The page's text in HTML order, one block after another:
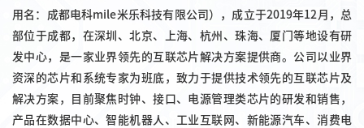
用名：成都电科mile米乐科技有限公司），成立于2019年12月，总
部位于成都，在深圳、北京、上海、杭州、珠海、厦门等地设有研
发中心，是一家业界领先的互联芯片解决方案提供商。公司以业界
资深的芯片和系统专家为班底，致力于提供技术领先的互联芯片及
解决方案，目前聚焦时钟、接口、电源管理类芯片的研发和销售，
产品在数据中心、智能机器人、工业互联网、新能源汽车、消费电